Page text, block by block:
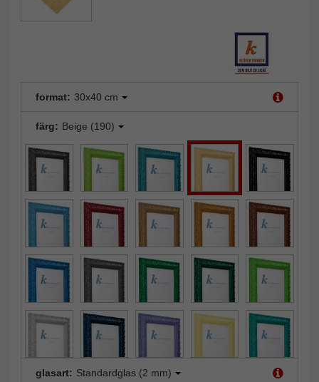
format: 30x40 cm
färg: Beige (190)
glasart: Standardglas (2 mm)